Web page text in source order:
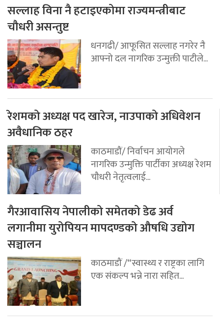
सल्लाह विना नै हटाइएकोमा राज्यमन्त्रीबाट
चौधरी असन्तुष्ट
धनगढी/ आफूसित सल्लाह नगरेर नै
आफ्नो दल नागरिक उन्मुक्ती पाटीले...
रेशमको अध्यक्ष पद खारेज, नाउपाको अधिवेशन
अवैधानिक ठहर
काठमाडौं/ निर्वाचन आयोगले
नागरिक उन्मुक्ति पार्टीका अध्यक्ष रेशम
चौधरी नेतृत्वलाई...
गैरआवासिय नेपालीको समेतको डेढ अर्व
लगानीमा युरोपियन मापदण्डको औषधि उद्योग
सञ्चालन
काठमाडौं /“स्वास्थ्य र राष्ट्रका लागि
एक संकल्प भन्ने नारा सहित...